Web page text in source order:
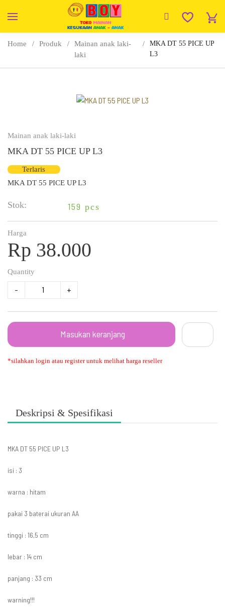
Home Produk
Mainan anak laki-
laki
MKA DT 55 PICE UP
L3
Mainan anak laki-laki
MKA DT 55 PICE UP L3
Terlaris
MKA DT 55 PICE UP L3
Stok: 159 pcs
Harga
Rp 38.000
Quantity
- +
Masukan keranjang
*silahkan login atau register untuk melihat harga reseller
Deskripsi & Spesifikasi
MKA DT 55 PICE UP L3
isi : 3
warna : hitam
pakai 3 baterai ukuran AA
tinggi : 16,5 cm
lebar : 14 cm
panjang : 33 cm
warning!!!